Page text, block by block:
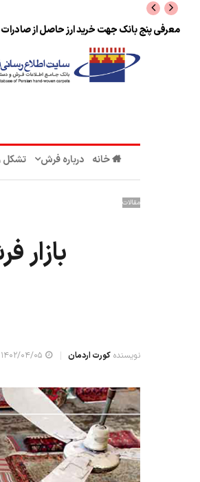
نرخ بازگشت ارز حاصل از صادرات + تکمیلی
خانه درباره فرش تشکل‌
مقالات
بازار
نویسنده کورت اردمان ۱۴۰۲/۰۴/۰۵